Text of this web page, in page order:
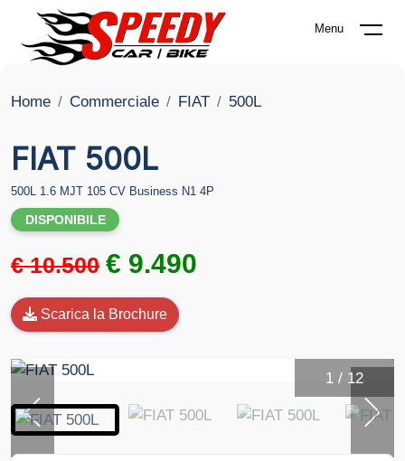
Menu
Home Commerciale FIAT 500L
FIAT 500L
500L 1.6 MJT 105 CV Business N1 4P
DISPONIBILE
€ 10.500 € 9.490
Scarica la Brochure
1 / 12